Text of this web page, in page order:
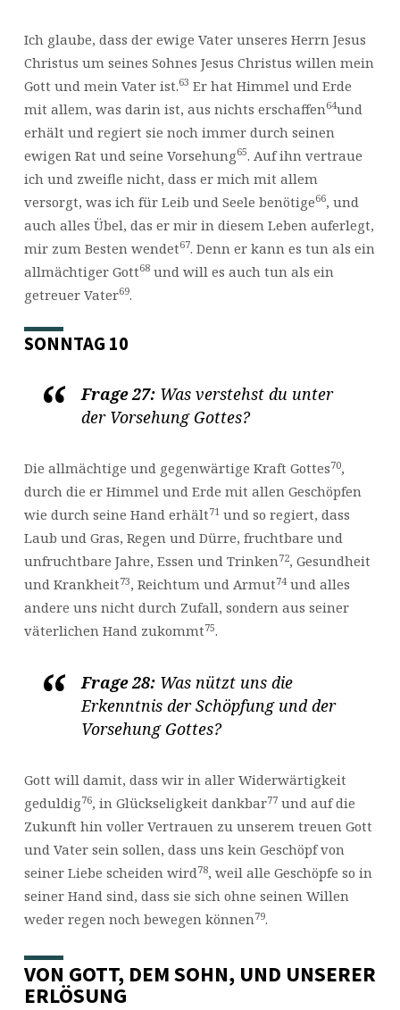
Ich glaube, dass der ewige Vater unseres Herrn Jesus
Christus um seines Sohnes Jesus Christus willen mein
Gott und mein Vater ist.63 Er hat Himmel und Erde
mit allem, was darin ist, aus nichts erschaffen64und
erhält und regiert sie noch immer durch seinen
ewigen Rat und seine Vorsehung65. Auf ihn vertraue
ich und zweifle nicht, dass er mich mit allem
versorgt, was ich für Leib und Seele benötige66, und
auch alles Übel, das er mir in diesem Leben auferlegt,
mir zum Besten wendet67. Denn er kann es tun als ein
allmächtiger Gott68und will es auch tun als ein
getreuer Vater69.
SONNTAG 10
Frage 27:Was verstehst du unter
der Vorsehung Gottes?
Die allmächtige und gegenwärtige Kraft Gottes70,
durch die er Himmel und Erde mit allen Geschöpfen
wie durch seine Hand erhält71und so regiert, dass
Laub und Gras, Regen und Dürre, fruchtbare und
unfruchtbare Jahre, Essen und Trinken72, Gesundheit
und Krankheit73, Reichtum und Armut74und alles
andere uns nicht durch Zufall, sondern aus seiner
väterlichen Hand zukommt75.
Frage 28:Was nützt uns die
Erkenntnis der Schöpfung und der
Vorsehung Gottes?
Gott will damit, dass wir in aller Widerwärtigkeit
geduldig76, in Glückseligkeit dankbar77und auf die
Zukunft hin voller Vertrauen zu unserem treuen Gott
und Vater sein sollen, dass uns kein Geschöpf von
seiner Liebe scheiden wird78, weil alle Geschöpfe so in
seiner Hand sind, dass sie sich ohne seinen Willen
weder regen noch bewegen können79.
VON GOTT, DEM SOHN, UND UNSERER
ERLÖSUNG